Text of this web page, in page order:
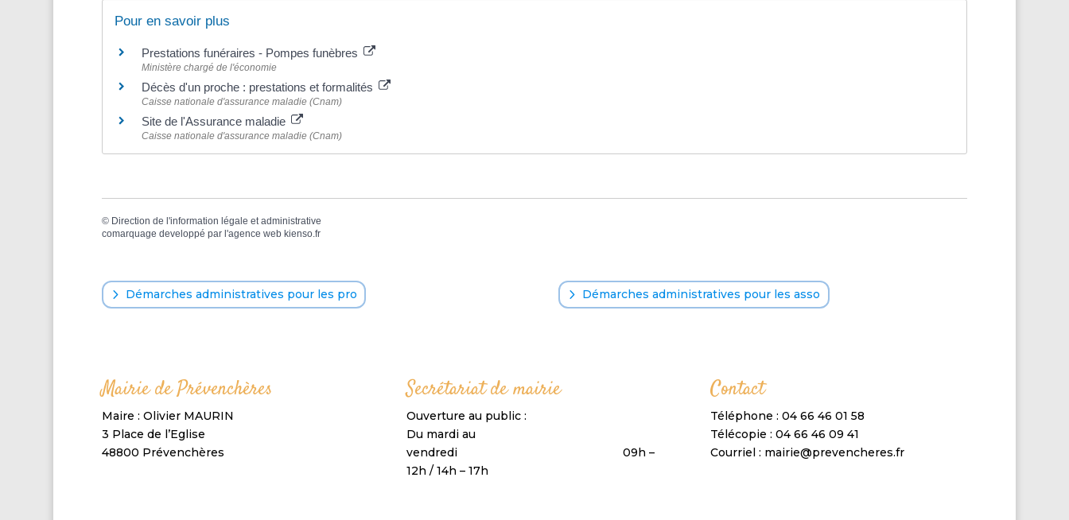
Pour en savoir plus
Prestations funéraires - Pompes funèbres
Ministère chargé de l'économie
Décès d'un proche : prestations et formalités
Caisse nationale d'assurance maladie (Cnam)
Site de l'Assurance maladie
Caisse nationale d'assurance maladie (Cnam)
© Direction de l'information légale et administrative
comarquage developpé par l'agence web kienso.fr
Démarches administratives pour les pro Démarches administratives pour les asso
Mairie de Prévenchères
Maire : Olivier MAURIN
3 Place de l’Eglise
48800 Prévenchères
Secrétariat de mairie
Ouverture au public :
Du mardi au
vendredi 09h –
12h / 14h – 17h
Contact
Téléphone : 04 66 46 01 58
Télécopie : 04 66 46 09 41
Courriel : mairie@prevencheres.fr